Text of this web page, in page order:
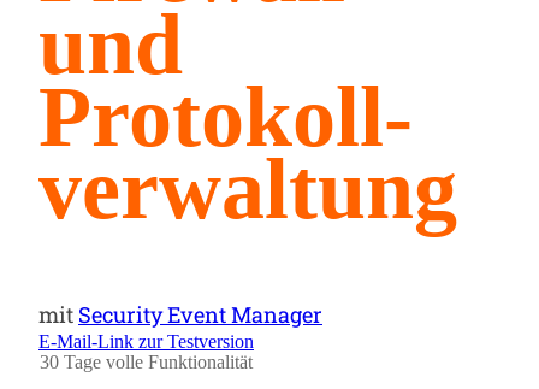
und
Protokoll­
verwaltung
mit Security Event Manager
E-Mail-Link zur Testversion
30 Tage volle Funktionalität